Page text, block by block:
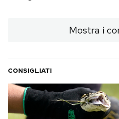
Mostra i
CONSIGLIATI